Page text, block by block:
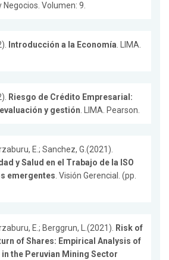
Volumen: 9.
Introducción a la Economía. LIMA.
Riesgo de Crédito Empresarial:
y gestión. LIMA. Pearson.
E.; Sanchez, G.(2021).
y Salud en el Trabajo de la ISO
emergentes. Visión Gerencial. (pp.
E.; Berggrun, L.(2021). Risk of
of Shares: Empirical Analysis of
the Peruvian Mining Sector